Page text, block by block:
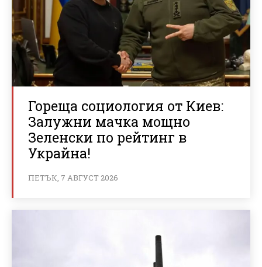
Гореща социология от Киев:
Залужни мачка мощно
Зеленски по рейтинг в
Украйна!
ПЕТЪК, 7 АВГУСТ 2026